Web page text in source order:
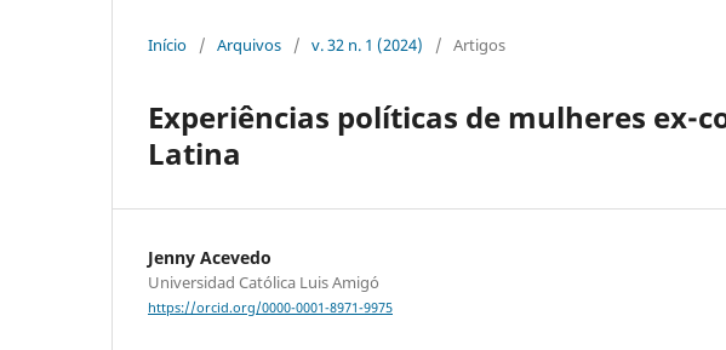
Início / Arquivos / v. 32 n. 1 (2024) / Artigos
Experiências políticas de mulheres ex-
Latina
Jenny Acevedo
Universidad Católica Luis Amigó
https://orcid.org/0000-0001-8971-9975